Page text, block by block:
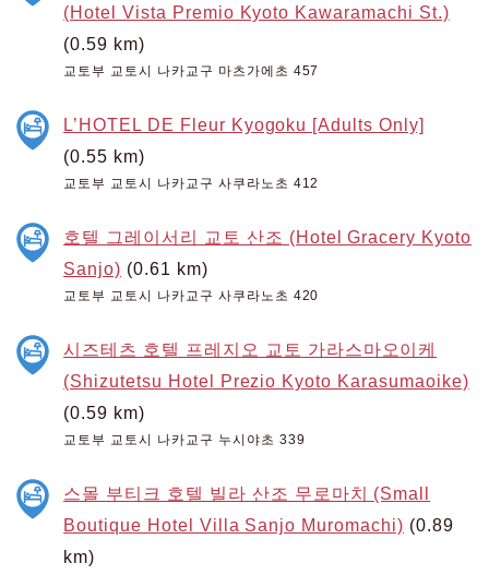
(Hotel Vista Premio Kyoto Kawaramachi St.)
(0.59 km)
교토부 교토시 나카교구 마츠가에초 457
L’HOTEL DE Fleur Kyogoku [Adults Only]
(0.55 km)
교토부 교토시 나카교구 사쿠라노초 412
호텔 그레이서리 교토 산조 (Hotel Gracery Kyoto
Sanjo) (0.61 km)
교토부 교토시 나카교구 사쿠라노초 420
시즈테츠 호텔 프레지오 교토 가라스마오이케
(Shizutetsu Hotel Prezio Kyoto Karasumaoike)
(0.59 km)
교토부 교토시 나카교구 누시야초 339
스몰 부티크 호텔 빌라 산조 무로마치 (Small
Boutique Hotel Villa Sanjo Muromachi) (0.89
km)